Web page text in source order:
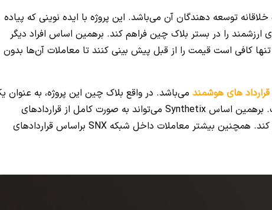
توسعه دهندگان آن می‌باشد. این پروژه با ایده نوینی که پیاده
را در بستر بلاک چین فراهم کند. برهمین اساس افراد دیگر
تنها کافی است قیمت را از قبل پیش بینی کنند تا معاملات آن‌ها بدون
قرارداد های هوشمند می‌باشد. در واقع بلاک چین این پروژه، به عنوان
شبکه لایه دوم بر روی بستر اتریوم ساخته شده است. برهمین اساس Synthetix می‌تواند به صورت کامل از قراردادهای
هوشمندی که بر روی بستر اتریوم قرار دارد پشتیبانی کند. همچنین بیشتر معاملات داخل شبکه SNX براساس قراردادهای